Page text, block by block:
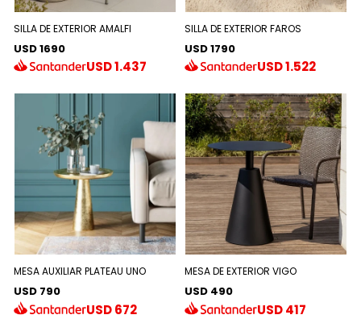
SILLA DE EXTERIOR AMALFI
USD 1690
USD1.437
SILLA DE EXTERIOR FAROS
USD 1790
USD1.522
MESA AUXILIAR PLATEAU UNO
USD 790
USD672
MESA DE EXTERIOR VIGO
USD 490
USD417